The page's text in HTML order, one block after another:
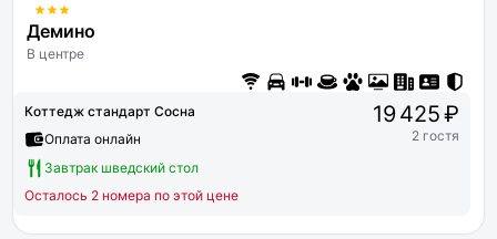
Демино
В центре
Коттедж стандарт Сосна
Оплата онлайн
Завтрак шведский стол
Осталось 2 номера по этой цене
19 425 ₽
2 гостя